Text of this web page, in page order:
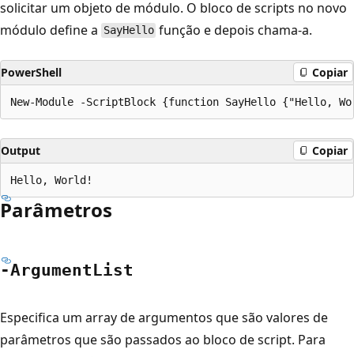
solicitar um objeto de módulo. O bloco de scripts no novo
módulo define a SayHello função e depois chama-a.
PowerShell Copiar
Output Copiar
Parâmetros
-ArgumentList
Especifica um array de argumentos que são valores de
parâmetros que são passados ao bloco de script. Para